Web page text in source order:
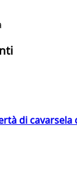
di cavarsela